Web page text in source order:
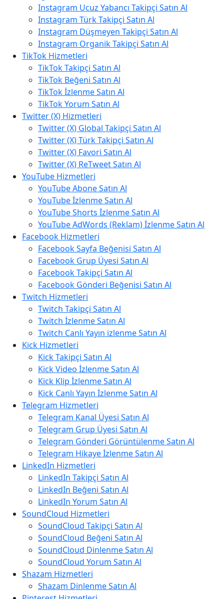
Instagram Ucuz Yabancı Takipçi Satın Al
Instagram Türk Takipçi Satın Al
Instagram Düşmeyen Takipçi Satın Al
Instagram Organik Takipçi Satın Al
TikTok Hizmetleri
TikTok Takipçi Satın Al
TikTok Beğeni Satın Al
TikTok İzlenme Satın Al
TikTok Yorum Satın Al
Twitter (X) Hizmetleri
Twitter (X) Global Takipçi Satın Al
Twitter (X) Türk Takipçi Satın Al
Twitter (X) Favori Satın Al
Twitter (X) ReTweet Satın Al
YouTube Hizmetleri
YouTube Abone Satın Al
YouTube İzlenme Satın Al
YouTube Shorts İzlenme Satın Al
YouTube AdWords (Reklam) İzlenme Satın Al
Facebook Hizmetleri
Facebook Sayfa Beğenisi Satın Al
Facebook Grup Üyesi Satın Al
Facebook Takipçi Satın Al
Facebook Gönderi Beğenisi Satın Al
Twitch Hizmetleri
Twitch Takipçi Satın Al
Twitch İzlenme Satın Al
Twitch Canlı Yayın izlenme Satın Al
Kick Hizmetleri
Kick Takipçi Satın Al
Kick Video İzlenme Satın Al
Kick Klip İzlenme Satın Al
Kick Canlı Yayın İzlenme Satın Al
Telegram Hizmetleri
Telegram Kanal Üyesi Satın Al
Telegram Grup Üyesi Satın Al
Telegram Gönderi Görüntülenme Satın Al
Telegram Hikaye İzlenme Satın Al
LinkedIn Hizmetleri
LinkedIn Takipçi Satın Al
LinkedIn Beğeni Satın Al
LinkedIn Yorum Satın Al
SoundCloud Hizmetleri
SoundCloud Takipçi Satın Al
SoundCloud Beğeni Satın Al
SoundCloud Dinlenme Satın Al
SoundCloud Yorum Satın Al
Shazam Hizmetleri
Shazam Dinlenme Satın Al